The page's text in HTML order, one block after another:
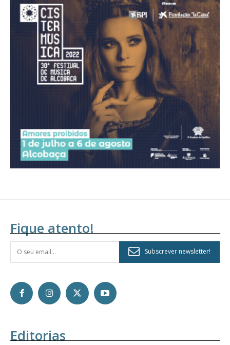
Acesso ao conteúdo online
Acesso aos conteúdos Exclusivos para
assinantes
Ofertas para assinatura anual
Escolha o plano
Fique atento!
Subscrever newsletter!
Editorias